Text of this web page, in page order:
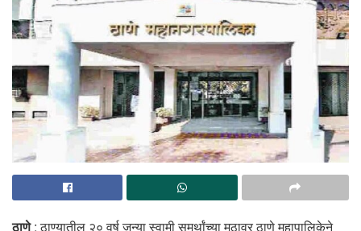
ठाणे : ठाण्यातील २० वर्ष जुन्या स्वामी समर्थांच्या मठावर ठाणे महापालिकेने